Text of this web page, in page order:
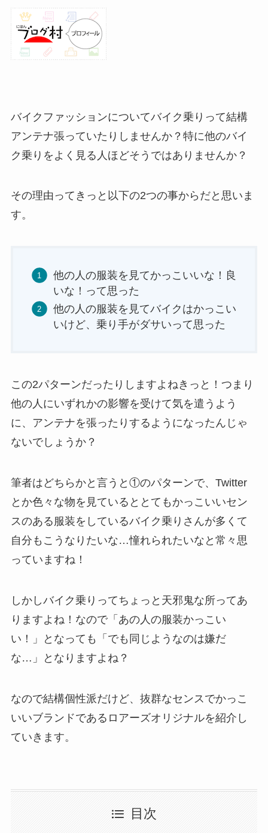
バイクファッションについてバイク乗りって結構
アンテナ張っていたりしませんか？特に他のバイ
ク乗りをよく見る人ほどそうではありませんか？
その理由ってきっと以下の2つの事からだと思いま
す。
他の人の服装を見てかっこいいな！良
いな！って思った
他の人の服装を見てバイクはかっこい
いけど、乗り手がダサいって思った
この2パターンだったりしますよねきっと！つまり
他の人にいずれかの影響を受けて気を遣うよう
に、アンテナを張ったりするようになったんじゃ
ないでしょうか？
筆者はどちらかと言うと①のパターンで、Twitter
とか色々な物を見ているととてもかっこいいセン
スのある服装をしているバイク乗りさんが多くて
自分もこうなりたいな…憧れられたいなと常々思
っていますね！
しかしバイク乗りってちょっと天邪鬼な所ってあ
りますよね！なので「あの人の服装かっこい
い！」となっても「でも同じようなのは嫌だ
な…」となりますよね？
なので結構個性派だけど、抜群なセンスでかっこ
いいブランドであるロアーズオリジナルを紹介し
ていきます。
目次